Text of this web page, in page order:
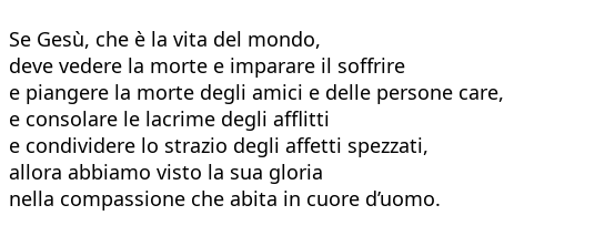
Se Gesù, che è la vita del mondo,
deve vedere la morte e imparare il soffrire
e piangere la morte degli amici e delle persone care,
e consolare le lacrime degli afflitti
e condividere lo strazio degli affetti spezzati,
allora abbiamo visto la sua gloria
nella compassione che abita in cuore d’uomo.